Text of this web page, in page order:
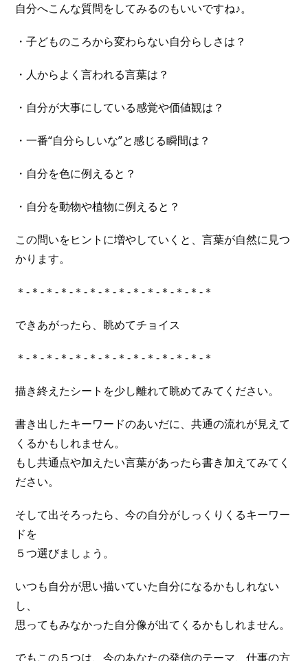
自分へこんな質問をしてみるのもいいですね♪。
・子どものころから変わらない自分らしさは？
・人からよく言われる言葉は？
・自分が大事にしている感覚や価値観は？
・一番“自分らしいな”と感じる瞬間は？
・自分を色に例えると？
・自分を動物や植物に例えると？
この問いをヒントに増やしていくと、言葉が自然に見つ
かります。
＊-＊-＊-＊-＊-＊-＊-＊-＊-＊-＊-＊-＊-＊
できあがったら、眺めてチョイス
＊-＊-＊-＊-＊-＊-＊-＊-＊-＊-＊-＊-＊-＊
描き終えたシートを少し離れて眺めてみてください。
書き出したキーワードのあいだに、共通の流れが見えて
くるかもしれません。
もし共通点や加えたい言葉があったら書き加えてみてく
ださい。
そして出そろったら、今の自分がしっくりくるキーワー
ドを
５つ選びましょう。
いつも自分が思い描いていた自分になるかもしれない
し、
思ってもみなかった自分像が出てくるかもしれません。
でもこの５つは、今のあなたの発信のテーマ、仕事の方